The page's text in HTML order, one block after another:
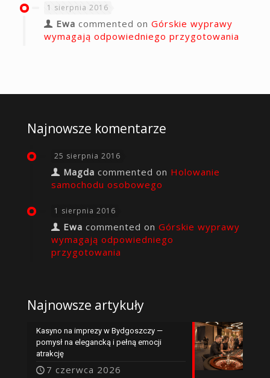
1 sierpnia 2016
Ewa commented on Górskie wyprawy
wymagają odpowiedniego przygotowania
Najnowsze komentarze
25 sierpnia 2016
Magda commented on Holowanie
samochodu osobowego
1 sierpnia 2016
Ewa commented on Górskie wyprawy
wymagają odpowiedniego
przygotowania
Najnowsze artykuły
Kasyno na imprezy w Bydgoszczy —
pomysł na elegancką i pełną emocji
atrakcję
7 czerwca 2026